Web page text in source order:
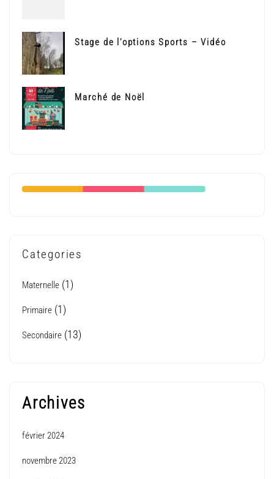
Stage de l’options Sports – Vidéo
Marché de Noël
Categories
Maternelle (1)
Primaire (1)
Secondaire (13)
Archives
février 2024
novembre 2023